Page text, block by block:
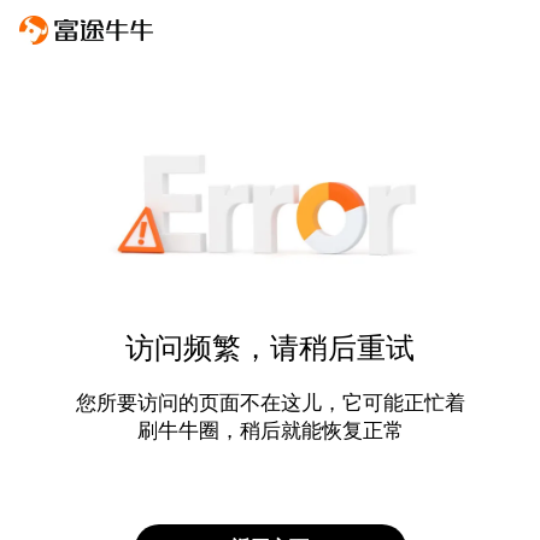
访问频繁，请稍后重试
您所要访问的页面不在这儿，它可能正忙着
刷牛牛圈，稍后就能恢复正常